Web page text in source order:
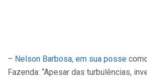
– Nelson Barbosa, em sua posse
Fazenda: “Apesar das turbulências,